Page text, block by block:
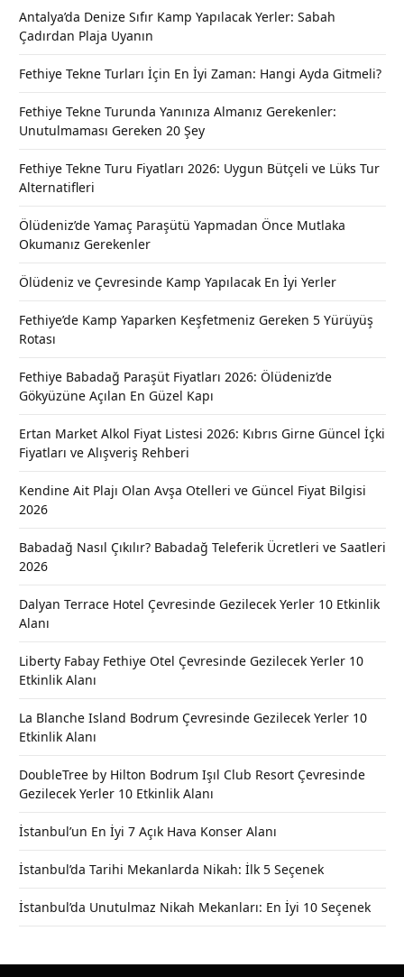
Antalya’da Denize Sıfır Kamp Yapılacak Yerler: Sabah
Çadırdan Plaja Uyanın
Fethiye Tekne Turları İçin En İyi Zaman: Hangi Ayda Gitmeli?
Fethiye Tekne Turunda Yanınıza Almanız Gerekenler:
Unutulmaması Gereken 20 Şey
Fethiye Tekne Turu Fiyatları 2026: Uygun Bütçeli ve Lüks Tur
Alternatifleri
Ölüdeniz’de Yamaç Paraşütü Yapmadan Önce Mutlaka
Okumanız Gerekenler
Ölüdeniz ve Çevresinde Kamp Yapılacak En İyi Yerler
Fethiye’de Kamp Yaparken Keşfetmeniz Gereken 5 Yürüyüş
Rotası
Fethiye Babadağ Paraşüt Fiyatları 2026: Ölüdeniz’de
Gökyüzüne Açılan En Güzel Kapı
Ertan Market Alkol Fiyat Listesi 2026: Kıbrıs Girne Güncel İçki
Fiyatları ve Alışveriş Rehberi
Kendine Ait Plajı Olan Avşa Otelleri ve Güncel Fiyat Bilgisi
2026
Babadağ Nasıl Çıkılır? Babadağ Teleferik Ücretleri ve Saatleri
2026
Dalyan Terrace Hotel Çevresinde Gezilecek Yerler 10 Etkinlik
Alanı
Liberty Fabay Fethiye Otel Çevresinde Gezilecek Yerler 10
Etkinlik Alanı
La Blanche Island Bodrum Çevresinde Gezilecek Yerler 10
Etkinlik Alanı
DoubleTree by Hilton Bodrum Işıl Club Resort Çevresinde
Gezilecek Yerler 10 Etkinlik Alanı
İstanbul’un En İyi 7 Açık Hava Konser Alanı
İstanbul’da Tarihi Mekanlarda Nikah: İlk 5 Seçenek
İstanbul’da Unutulmaz Nikah Mekanları: En İyi 10 Seçenek